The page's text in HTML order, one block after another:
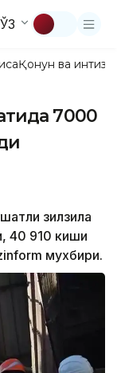
ЎЗ
Қонун ва
7000
зилзила
40 910 киши
мухбири.